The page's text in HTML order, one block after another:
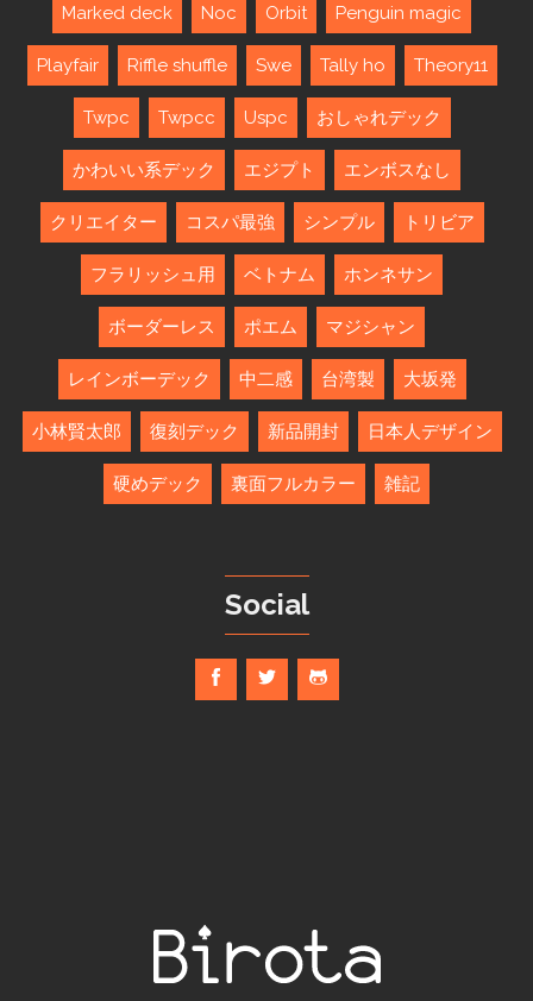
Marked deck Noc Orbit Penguin magic
Playfair Riffle shuffle Swe Tally ho Theory11
Twpc Twpcc Uspc おしゃれデック
かわいい系デック エジプト エンボスなし
クリエイター コスパ最強 シンプル トリビア
フラリッシュ用 ベトナム ホンネサン
ボーダーレス ポエム マジシャン
レインボーデック 中二感 台湾製 大坂発
小林賢太郎 復刻デック 新品開封 日本人デザイン
硬めデック 裏面フルカラー 雑記
Social